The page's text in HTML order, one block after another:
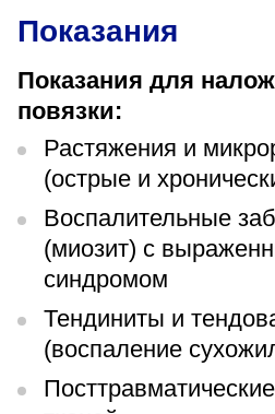
Версия для
Показания
Показания для
повязки:
Растяжения и
(острые и
Воспалительные
(миозит) с
синдромом
Тендиниты и
(воспаление